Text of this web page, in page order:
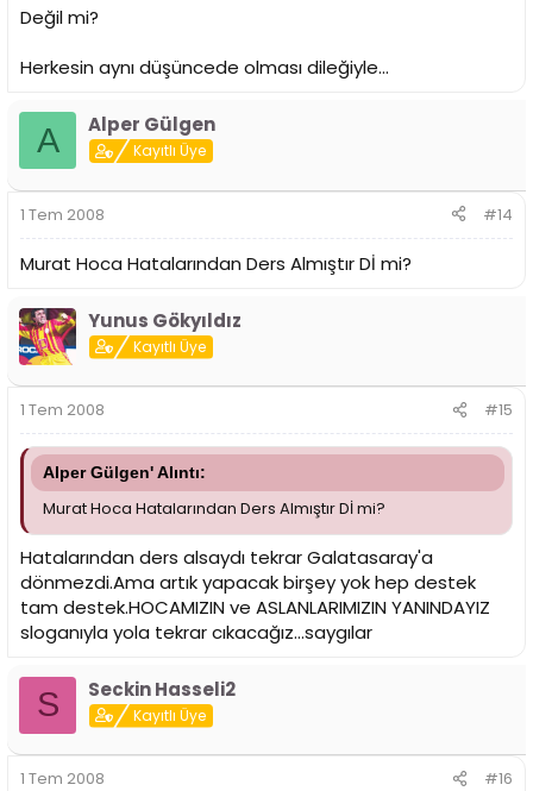
Değil mi?
Herkesin aynı düşüncede olması dileğiyle...
A Alper Gülgen
Kayıtlı Üye
1 Tem 2008 #14
Murat Hoca Hatalarından Ders Almıştır Dİ mi?
Yunus Gökyıldız
Kayıtlı Üye
1 Tem 2008 #15
Alper Gülgen' Alıntı:
Murat Hoca Hatalarından Ders Almıştır Dİ mi?
Hatalarından ders alsaydı tekrar Galatasaray'a
dönmezdi.Ama artık yapacak birşey yok hep destek
tam destek.HOCAMIZIN ve ASLANLARIMIZIN YANINDAYIZ
sloganıyla yola tekrar cıkacağız...saygılar
S Seckin Hasseli2
Kayıtlı Üye
1 Tem 2008 #16